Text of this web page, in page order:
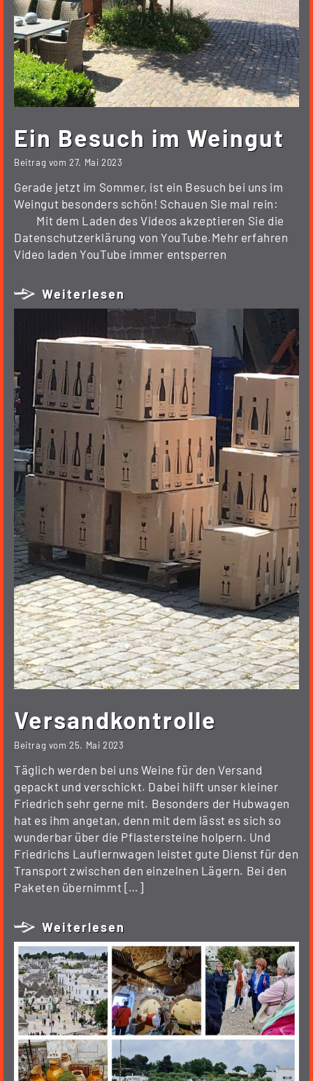
Ein Besuch im Weingut
Beitrag vom27. Mai 2023
Gerade jetzt im Sommer, ist ein Besuch bei uns im
Weingut besonders schön! Schauen Sie mal rein:
Mit dem Laden des Videos akzeptieren Sie die
Datenschutzerklärung von YouTube.Mehr erfahren
Video laden YouTube immer entsperren
Weiterlesen
Versandkontrolle
Beitrag vom25. Mai 2023
Täglich werden bei uns Weine für den Versand
gepackt und verschickt. Dabei hilft unser kleiner
Friedrich sehr gerne mit. Besonders der Hubwagen
hat es ihm angetan, denn mit dem lässt es sich so
wunderbar über die Pflastersteine holpern. Und
Friedrichs Lauflernwagen leistet gute Dienst für den
Transport zwischen den einzelnen Lägern. Bei den
Paketen übernimmt […]
Weiterlesen